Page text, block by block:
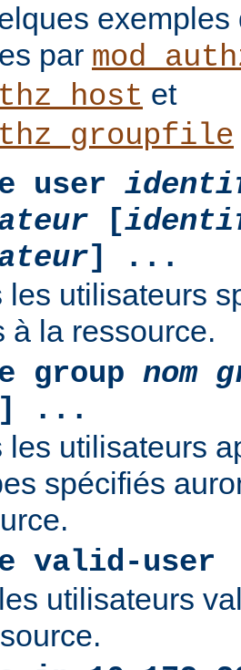
exemples
par
et
user
[
] ...
les utilisateurs
à la ressource.
group nom
] ...
les utilisateurs
spécifiés
valid-user
utilisateurs